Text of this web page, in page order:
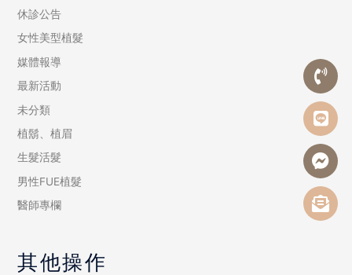
休診公告
女性美型植髮
媒體報導
最新活動
未分類
植鬍、植眉
生髮活髮
男性FUE植髮
醫師專欄
其他操作